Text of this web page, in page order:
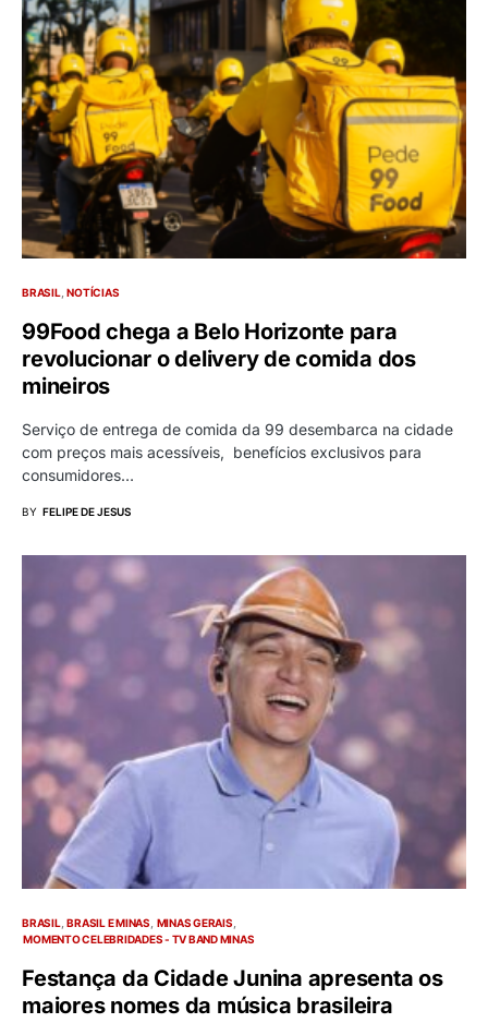
BRASIL NOTÍCIAS
99Food chega a Belo Horizonte para
revolucionar o delivery de comida dos
mineiros
Serviço de entrega de comida da 99 desembarca na cidade
com preços mais acessíveis, benefícios exclusivos para
consumidores…
BY FELIPE DE JESUS
BRASIL BRASIL E MINAS MINAS GERAIS
MOMENTO CELEBRIDADES - TV BAND MINAS
Festança da Cidade Junina apresenta os
maiores nomes da música brasileira